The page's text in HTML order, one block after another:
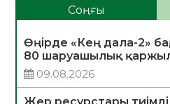
Соңғы
Өңірде «Кең дала-2»
80 шаруашылық
09.08.2026